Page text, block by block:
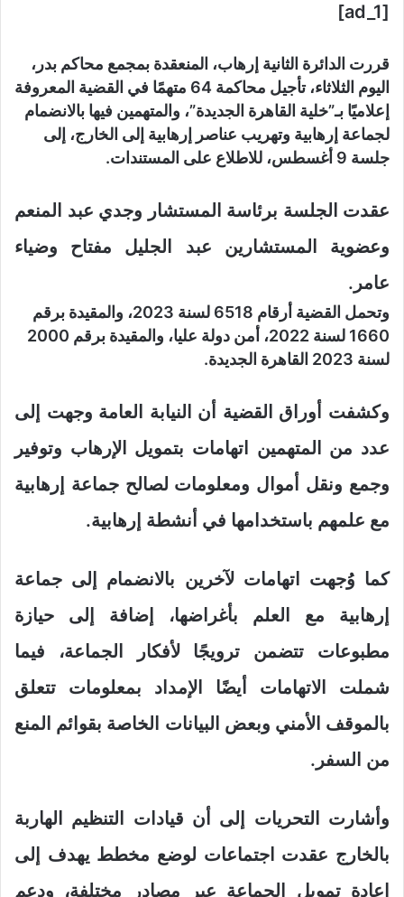
[ad_1]
قررت الدائرة الثانية إرهاب، المنعقدة بمجمع محاكم بدر،
اليوم الثلاثاء، تأجيل محاكمة 64 متهمًا في القضية المعروفة
إعلاميًا بـ”خلية القاهرة الجديدة”، والمتهمين فيها بالانضمام
لجماعة إرهابية وتهريب عناصر إرهابية إلى الخارج، إلى
جلسة 9 أغسطس، للاطلاع على المستندات.
عقدت الجلسة برئاسة المستشار وجدي عبد المنعم
وعضوية المستشارين عبد الجليل مفتاح وضياء
عامر.
وتحمل القضية أرقام 6518 لسنة 2023، والمقيدة برقم
1660 لسنة 2022، أمن دولة عليا، والمقيدة برقم 2000
لسنة 2023 القاهرة الجديدة.
وكشفت أوراق القضية أن النيابة العامة وجهت إلى
عدد من المتهمين اتهامات بتمويل الإرهاب وتوفير
وجمع ونقل أموال ومعلومات لصالح جماعة إرهابية
مع علمهم باستخدامها في أنشطة إرهابية.
كما وُجهت اتهامات لآخرين بالانضمام إلى جماعة
إرهابية مع العلم بأغراضها، إضافة إلى حيازة
مطبوعات تتضمن ترويجًا لأفكار الجماعة، فيما
شملت الاتهامات أيضًا الإمداد بمعلومات تتعلق
بالموقف الأمني وبعض البيانات الخاصة بقوائم المنع
من السفر.
وأشارت التحريات إلى أن قيادات التنظيم الهاربة
بالخارج عقدت اجتماعات لوضع مخطط يهدف إلى
إعادة تمويل الجماعة عبر مصادر مختلفة، ودعم